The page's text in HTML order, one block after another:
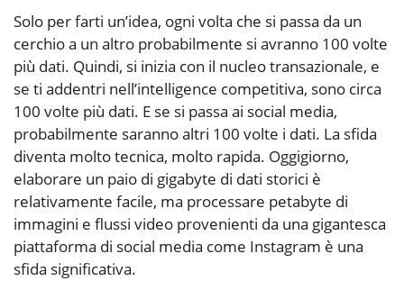
Solo per farti un’idea, ogni volta che si passa da un
cerchio a un altro probabilmente si avranno 100 volte
più dati. Quindi, si inizia con il nucleo transazionale, e
se ti addentri nell’intelligence competitiva, sono circa
100 volte più dati. E se si passa ai social media,
probabilmente saranno altri 100 volte i dati. La sfida
diventa molto tecnica, molto rapida. Oggigiorno,
elaborare un paio di gigabyte di dati storici è
relativamente facile, ma processare petabyte di
immagini e flussi video provenienti da una gigantesca
piattaforma di social media come Instagram è una
sfida significativa.